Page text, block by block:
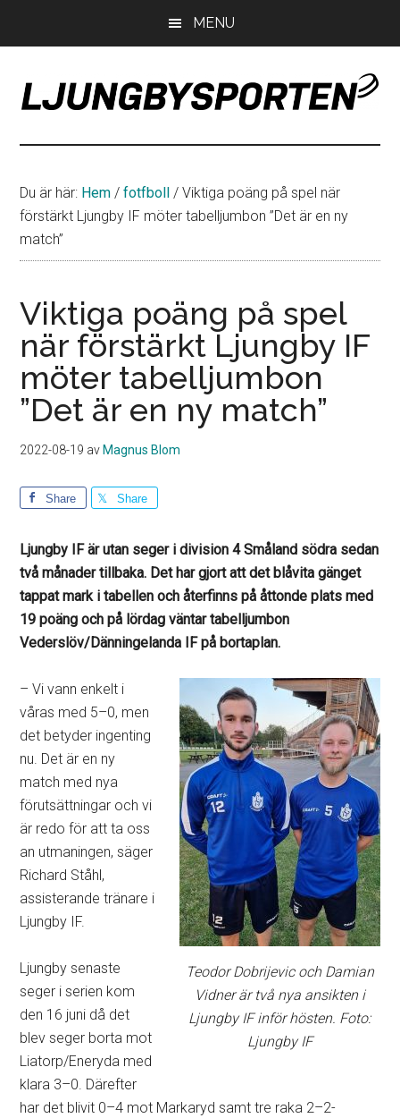
primära
sidofältet
MENU
LjungbySporten
om
Troja
Ljungby
Du är här: Hem / fotfboll / Viktiga poäng på spel när
förstärkt Ljungby IF möter tabelljumbon ”Det är en ny
match”
Viktiga poäng på spel
när förstärkt Ljungby IF
möter tabelljumbon
”Det är en ny match”
2022-08-19 av Magnus Blom
Share Share
Ljungby IF är utan seger i division 4 Småland södra sedan
två månader tillbaka. Det har gjort att det blåvita gänget
tappat mark i tabellen och återfinns på åttonde plats med
19 poäng och på lördag väntar tabelljumbon
Vederslöv/Dänningelanda IF på bortaplan.
Teodor Dobrijevic och Damian
Vidner är två nya ansikten i
Ljungby IF inför hösten. Foto:
Ljungby IF
– Vi vann enkelt i
våras med 5–0, men
det betyder ingenting
nu. Det är en ny
match med nya
förutsättningar och vi
är redo för att ta oss
an utmaningen, säger
Richard Ståhl,
assisterande tränare i
Ljungby IF.
Ljungby senaste
seger i serien kom
den 16 juni då det
blev seger borta mot
Liatorp/Eneryda med
klara 3–0. Därefter
har det blivit 0–4 mot Markaryd samt tre raka 2–2-